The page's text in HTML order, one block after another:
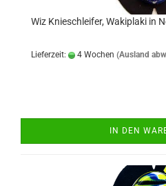
Wiz Knieschleifer, Wakiplaki in
Lieferzeit: 4 Wochen (Ausland
IN DEN